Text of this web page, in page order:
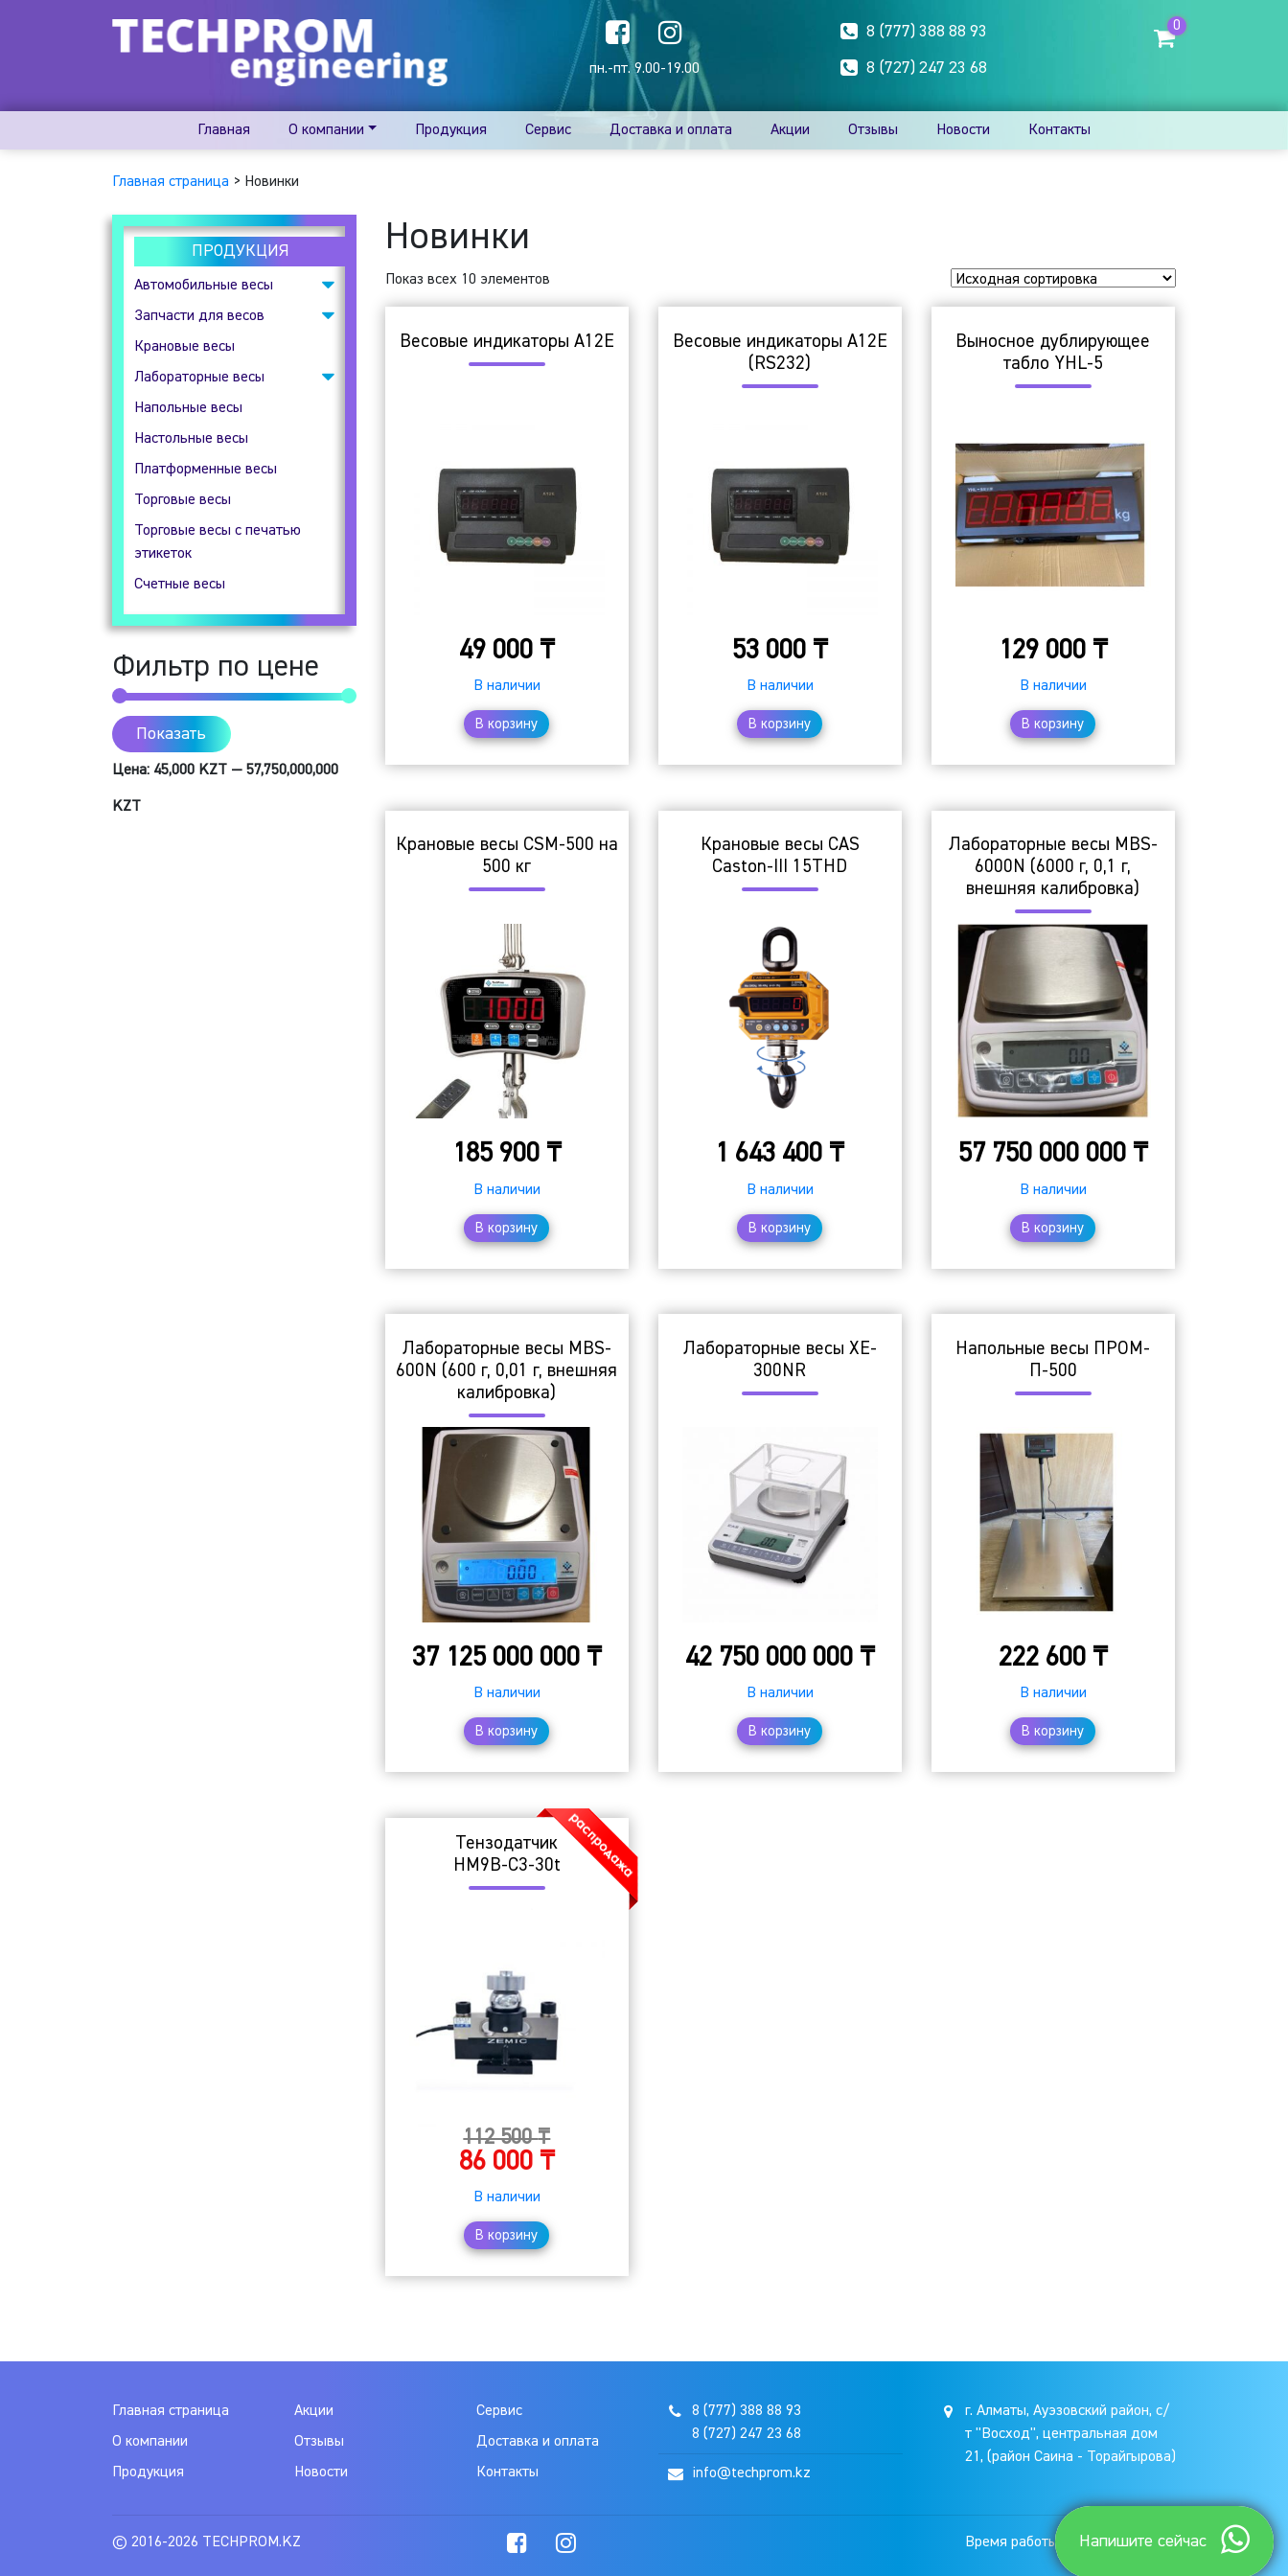
пн.-пт. 9.00-19.00
8 (777) 388 88 93
8 (727) 247 23 68
0
Главная О компании Продукция Сервис Доставка и оплата Акции Отзывы Новости Контакты
Главная страница > Новинки
ПРОДУКЦИЯ
Автомобильные весы
Подкладные
автомобильные весы
Запчасти для весов
Весовые индикаторы
Клеммные коробки
Тензодатчики
Крановые весы
Лабораторные весы
Аналитические весы
Гидростатические весы
Прецизионные весы
Технические весы
Напольные весы
Настольные весы
Платформенные весы
Торговые весы
Торговые весы с печатью
этикеток
Счетные весы
Фильтр по цене
Показать
Цена: 45,000 KZT — 57,750,000,000
KZT
Новинки
Показ всех 10 элементов
Весовые индикаторы A12E
49 000 ₸
В наличии
В корзину
Весовые индикаторы A12E
(RS232)
53 000 ₸
В наличии
В корзину
Выносное дублирующее
табло YHL-5
129 000 ₸
В наличии
В корзину
Крановые весы CSM-500 на
500 кг
185 900 ₸
В наличии
В корзину
Крановые весы CAS
Caston-III 15THD
1 643 400 ₸
В наличии
В корзину
Лабораторные весы MBS-
6000N (6000 г, 0,1 г,
внешняя калибровка)
57 750 000 000 ₸
В наличии
В корзину
Лабораторные весы MBS-
600N (600 г, 0,01 г, внешняя
калибровка)
37 125 000 000 ₸
В наличии
В корзину
Лабораторные весы XE-
300NR
42 750 000 000 ₸
В наличии
В корзину
Напольные весы ПРОМ-
П-500
222 600 ₸
В наличии
В корзину
Тензодатчик
HM9B-C3-30t
112 500₸
86 000 ₸
В наличии
В корзину
Главная страница
О компании
Продукция
Акции
Отзывы
Новости
Сервис
Доставка и оплата
Контакты
8 (777) 388 88 93
8 (727) 247 23 68
info@techprom.kz
г. Алматы, Ауэзовский район, с/
т "Восход", центральная дом
21, (район Саина - Торайгырова)
© 2016-2026 TECHPROM.KZ Время работы: 9.00-19.00Напишите сейчас